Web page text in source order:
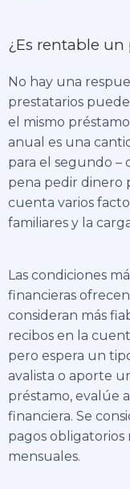
¿Es rentable un
No hay una
prestatarios
el mismo
anual es una
para el segundo –
pena pedir dinero
cuenta varios
familiares y la
Las condiciones
financieras ofrecen
consideran más
recibos en la
pero espera un
avalista o aporte
préstamo, evalúe
financiera. Se
pagos obligatorios
mensuales.